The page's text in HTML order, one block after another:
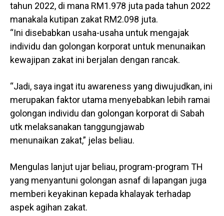
tahun 2022, di mana RM1.978 juta pada tahun 2022
manakala kutipan zakat RM2.098 juta.
“Ini disebabkan usaha-usaha untuk mengajak
individu dan golongan korporat untuk menunaikan
kewajipan zakat ini berjalan dengan rancak.
“Jadi, saya ingat itu awareness yang diwujudkan, ini
merupakan faktor utama menyebabkan lebih ramai
golongan individu dan golongan korporat di Sabah
utk melaksanakan tanggungjawab
menunaikan zakat,” jelas beliau.
Mengulas lanjut ujar beliau, program-program TH
yang menyantuni golongan asnaf di lapangan juga
memberi keyakinan kepada khalayak terhadap
aspek agihan zakat.